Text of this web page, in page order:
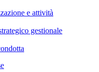
e attività
gestionale